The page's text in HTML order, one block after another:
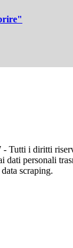
Tutti i diritti
dati personali
scraping.